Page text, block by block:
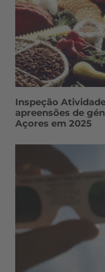
Inspeção
apreensões de
Açores em 2025